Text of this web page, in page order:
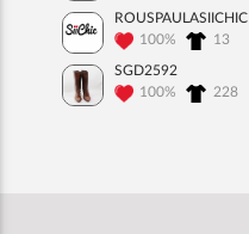
ROUSPAULASIICHIC
100%
13
SGD2592
100%
228